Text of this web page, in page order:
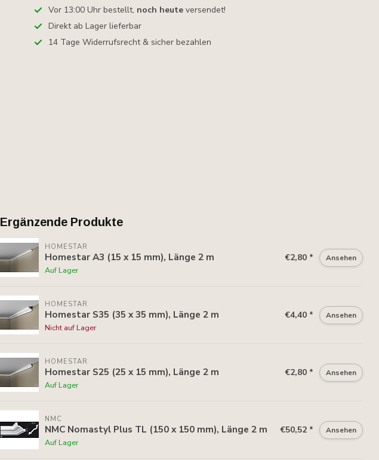
Vor 13:00 Uhr bestellt, noch heute versendet!
Direkt ab Lager lieferbar
14 Tage Widerrufsrecht & sicher bezahlen
Ergänzende Produkte
HOMESTAR
Homestar A3 (15 x 15 mm), Länge 2 m
Auf Lager
€2,80 * Ansehen
HOMESTAR
Homestar S35 (35 x 35 mm), Länge 2 m
Nicht auf Lager
€4,40 * Ansehen
HOMESTAR
Homestar S25 (25 x 15 mm), Länge 2 m
Auf Lager
€2,80 * Ansehen
NMC
NMC Nomastyl Plus TL (150 x 150 mm), Länge 2 m
Auf Lager
€50,52 * Ansehen